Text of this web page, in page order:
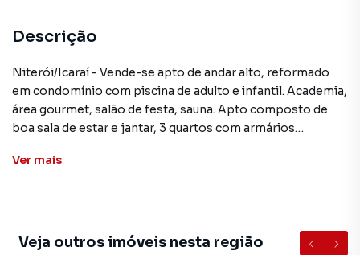
Descrição
Niterói/Icaraí - Vende-se apto de andar alto, reformado
em condomínio com piscina de adulto e infantil. Academia,
área gourmet, salão de festa, sauna. Apto composto de
boa sala de estar e jantar, 3 quartos com armários
2 vagas de garagem. AP4362
Ver mais
Veja outros imóveis nesta região